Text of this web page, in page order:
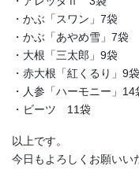
・かぶ「スワン」7袋
・かぶ「あやめ雪」7袋
・大根「三太郎」9袋
・赤大根「紅くるり」9袋
・人参「ハーモニー」14
・ビーツ 11袋
以上です。
今日もよろしくお願いい